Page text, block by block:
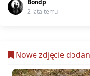
Bondp
2 lata temu
Nowe zdjęcie